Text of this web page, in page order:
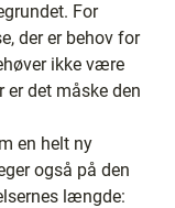
For
der er behov for
ikke være
det måske den
en helt ny
også på den
længde: